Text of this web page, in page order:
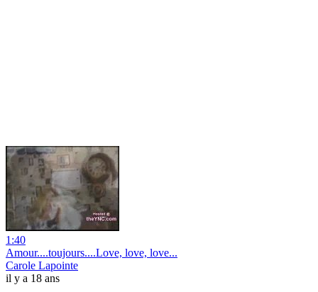
1:40
Amour....toujours....Love, love, love...
Carole Lapointe
il y a 18 ans